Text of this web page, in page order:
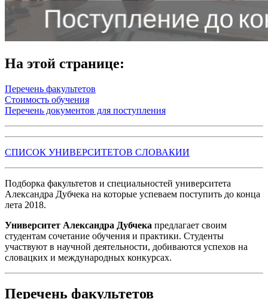
На этой странице:
Перечень факультетов
Стоимость обучения
Перечень документов для поступления
СПИСОК УНИВЕРСИТЕТОВ СЛОВАКИИ
Подборка факультетов и специальностей университета
Александра Дубчека на которые успеваем поступить до конца
лета 2018.
Университет Александра Дубчека предлагает своим
студентам сочетание обучения и практики. Студенты
участвуют в научной деятельности, добиваются успехов на
словацких и международных конкурсах.
Перечень факультетов